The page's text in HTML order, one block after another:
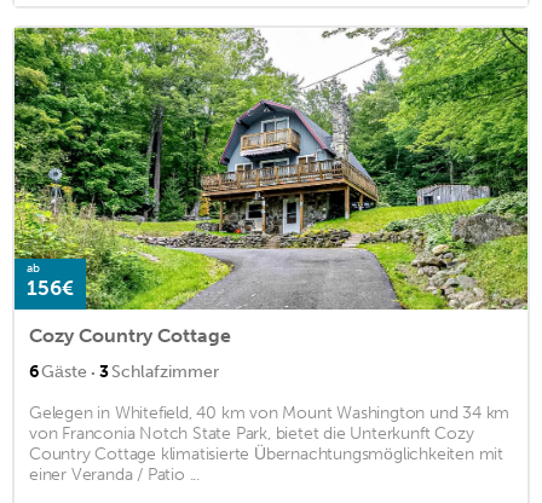
ab
156€
Cozy Country Cottage
6Gäste · 3Schlafzimmer
Gelegen in Whitefield, 40 km von Mount Washington und 34 km
von Franconia Notch State Park, bietet die Unterkunft Cozy
Country Cottage klimatisierte Übernachtungsmöglichkeiten mit
einer Veranda / Patio ...